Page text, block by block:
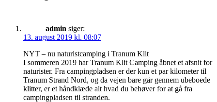
admin siger:
13. august 2019 kl. 08:07
NYT – nu naturistcamping i Tranum Klit
I sommeren 2019 har Tranum Klit Camping åbnet et afsnit for
naturister. Fra campingpladsen er der kun et par kilometer til
Tranum Strand Nord, og da vejen bare går gennem ubeboede
klitter, er et håndklæde alt hvad du behøver for at gå fra
campingpladsen til stranden.